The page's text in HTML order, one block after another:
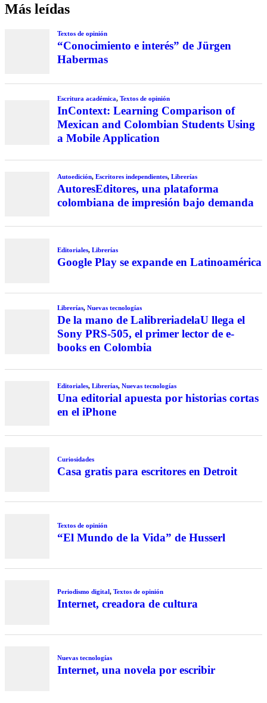
Más leídas
Textos de opinión
“Conocimiento e interés” de Jürgen
Habermas
Escritura académica, Textos de opinión
InContext: Learning Comparison of
Mexican and Colombian Students Using
a Mobile Application
Autoedición, Escritores independientes, Librerías
AutoresEditores, una plataforma
colombiana de impresión bajo demanda
Editoriales, Librerías
Google Play se expande en Latinoamérica
Librerías, Nuevas tecnologías
De la mano de LalibreriadelaU llega el
Sony PRS-505, el primer lector de e-
books en Colombia
Editoriales, Librerías, Nuevas tecnologías
Una editorial apuesta por historias cortas
en el iPhone
Curiosidades
Casa gratis para escritores en Detroit
Textos de opinión
“El Mundo de la Vida” de Husserl
Periodismo digital, Textos de opinión
Internet, creadora de cultura
Nuevas tecnologías
Internet, una novela por escribir